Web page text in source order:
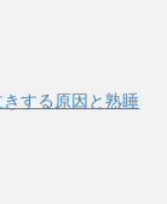
する原因と熟睡